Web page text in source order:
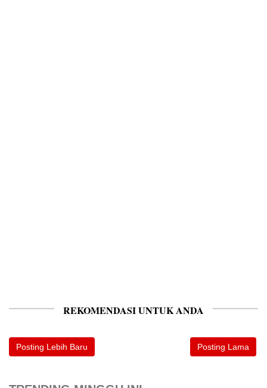
REKOMENDASI UNTUK ANDA
Posting Lebih Baru Posting Lama